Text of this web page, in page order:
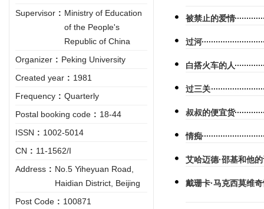
Supervisor : Ministry of Education
of the People's
Republic of China
Organizer : Peking University
Created year : 1981
Frequency : Quarterly
Postal booking code : 18-44
ISSN : 1002-5014
CN : 11-1562/I
Address : No.5 Yiheyuan Road,
Haidian District, Beijing
Post Code : 100871
被禁止的爱情
过河
白搭火车的人
过三关
叔叔的便宜货
情痴
艾哈迈德·邵基和他
戴珊卡·马克西莫维